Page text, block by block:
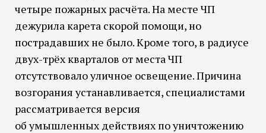
четыре пожарных расчёта. На месте ЧП
дежурила карета скорой помощи, но
пострадавших не было. Кроме того, в радиусе
двух-трёх кварталов от места ЧП
отсутствовало уличное освещение. Причина
возгорания устанавливается, специалистами
рассматривается версия
об умышленных действиях по уничтожению